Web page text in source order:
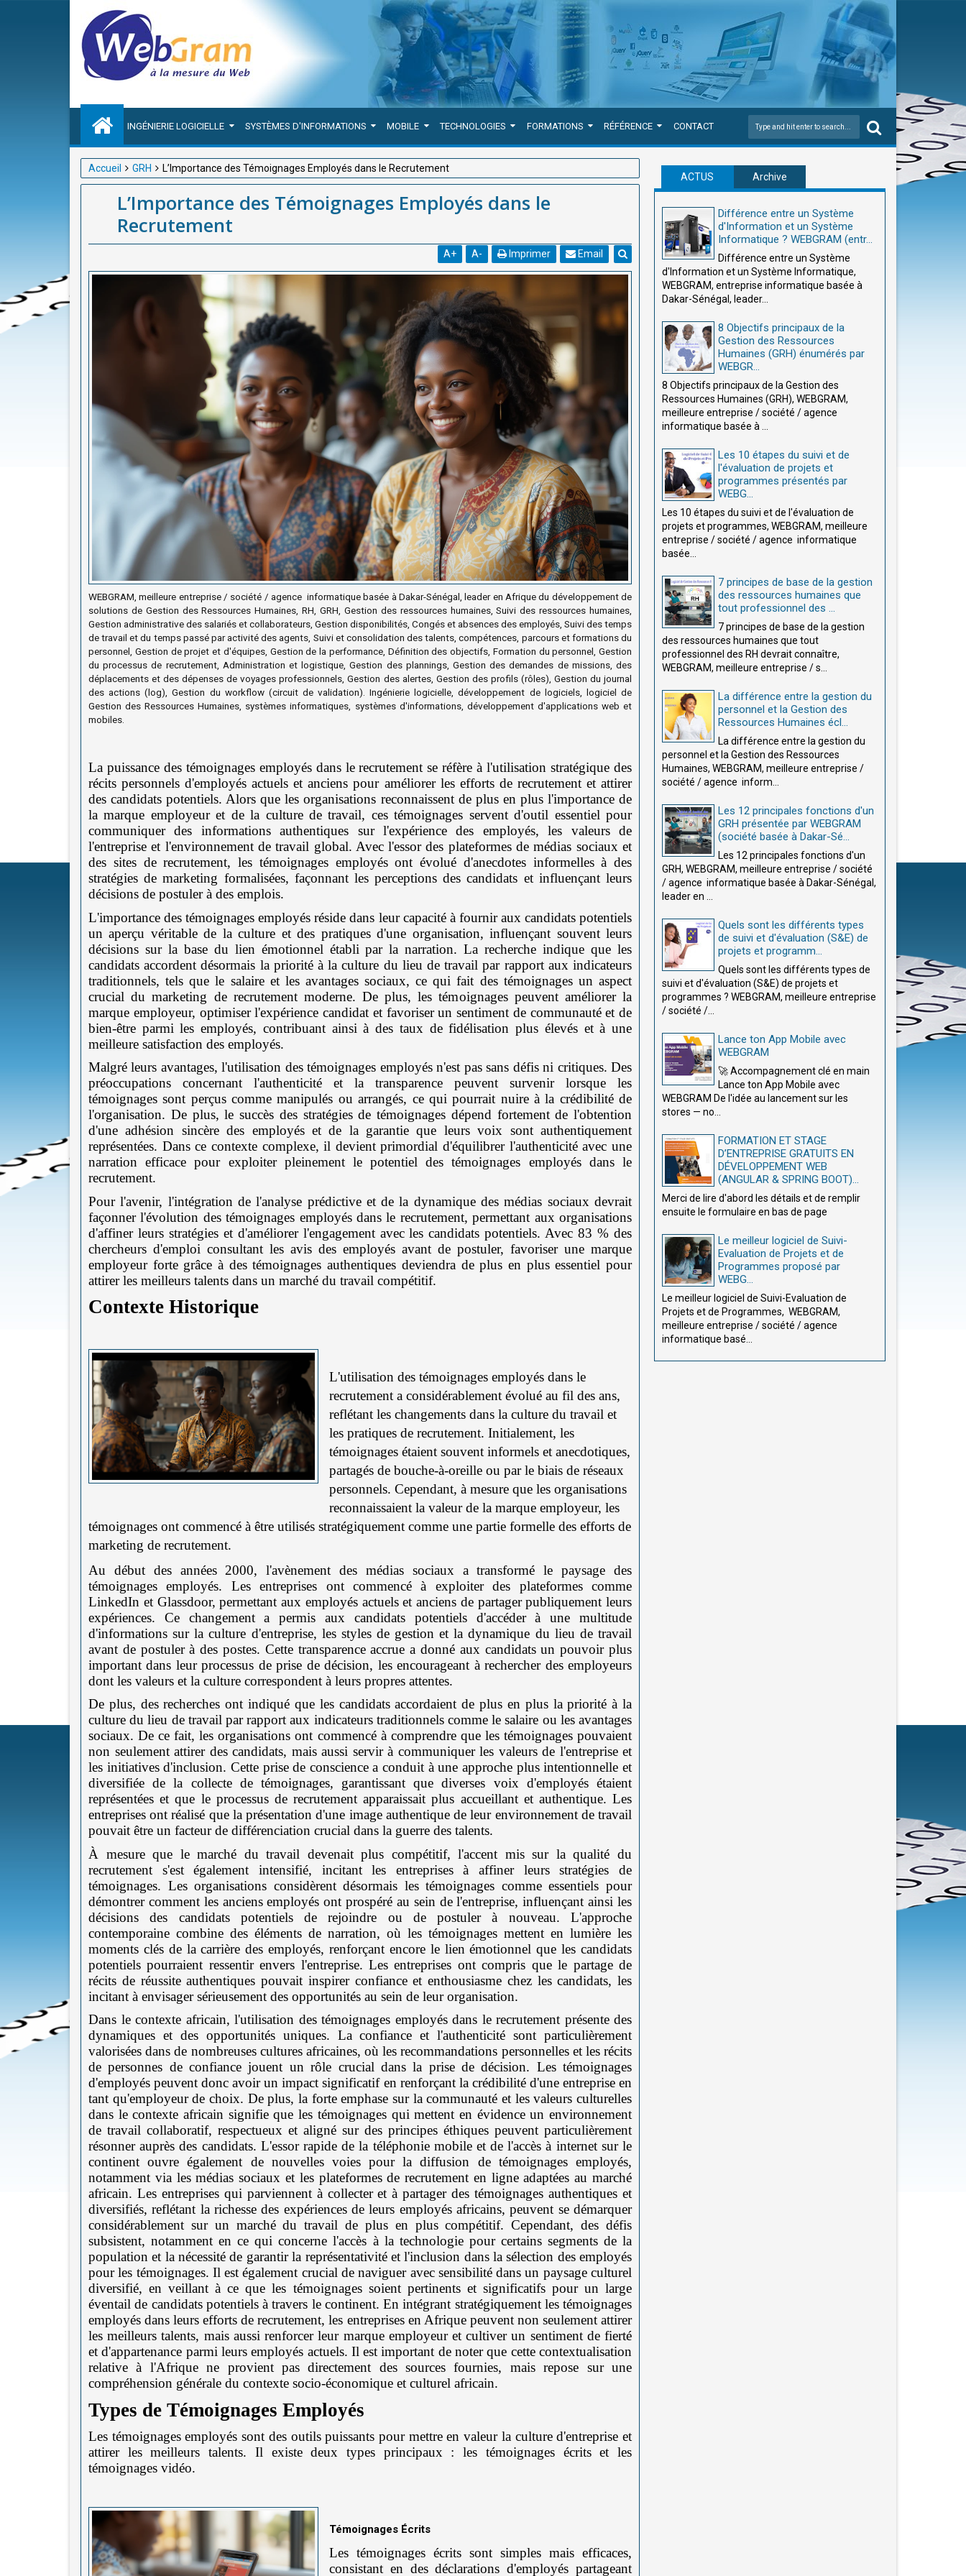
INGÉNIERIE LOGICIELLE SYSTÈMES D'INFORMATIONS MOBILE TECHNOLOGIES FORMATIONS RÉFÉRENCE CONTACT
Accueil GRH L’Importance des Témoignages Employés dans le Recrutement
L’Importance des Témoignages Employés dans le
Recrutement
A+ A- Imprimer Email
WEBGRAM, meilleure entreprise / société / agence informatique basée à Dakar-Sénégal, leader en Afrique du développement de
solutions de Gestion des Ressources Humaines, RH, GRH, Gestion des ressources humaines, Suivi des ressources humaines,
Gestion administrative des salariés et collaborateurs, Gestion disponibilités, Congés et absences des employés, Suivi des temps
de travail et du temps passé par activité des agents, Suivi et consolidation des talents, compétences, parcours et formations du
personnel, Gestion de projet et d'équipes, Gestion de la performance, Définition des objectifs, Formation du personnel, Gestion
du processus de recrutement, Administration et logistique, Gestion des plannings, Gestion des demandes de missions, des
déplacements et des dépenses de voyages professionnels, Gestion des alertes, Gestion des profils (rôles), Gestion du journal
des actions (log), Gestion du workflow (circuit de validation). Ingénierie logicielle, développement de logiciels, logiciel de
Gestion des Ressources Humaines, systèmes informatiques, systèmes d'informations, développement d'applications web et
mobiles.
La puissance des témoignages employés dans le recrutement se réfère à l'utilisation stratégique des
récits personnels d'employés actuels et anciens pour améliorer les efforts de recrutement et attirer
des candidats potentiels. Alors que les organisations reconnaissent de plus en plus l'importance de
la marque employeur et de la culture de travail, ces témoignages servent d'outil essentiel pour
communiquer des informations authentiques sur l'expérience des employés, les valeurs de
l'entreprise et l'environnement de travail global. Avec l'essor des plateformes de médias sociaux et
des sites de recrutement, les témoignages employés ont évolué d'anecdotes informelles à des
stratégies de marketing formalisées, façonnant les perceptions des candidats et influençant leurs
décisions de postuler à des emplois.
L'importance des témoignages employés réside dans leur capacité à fournir aux candidats potentiels
un aperçu véritable de la culture et des pratiques d'une organisation, influençant souvent leurs
décisions sur la base du lien émotionnel établi par la narration. La recherche indique que les
candidats accordent désormais la priorité à la culture du lieu de travail par rapport aux indicateurs
traditionnels, tels que le salaire et les avantages sociaux, ce qui fait des témoignages un aspect
crucial du marketing de recrutement moderne. De plus, les témoignages peuvent améliorer la
marque employeur, optimiser l'expérience candidat et favoriser un sentiment de communauté et de
bien-être parmi les employés, contribuant ainsi à des taux de fidélisation plus élevés et à une
meilleure satisfaction des employés.
Malgré leurs avantages, l'utilisation des témoignages employés n'est pas sans défis ni critiques. Des
préoccupations concernant l'authenticité et la transparence peuvent survenir lorsque les
témoignages sont perçus comme manipulés ou arrangés, ce qui pourrait nuire à la crédibilité de
l'organisation. De plus, le succès des stratégies de témoignages dépend fortement de l'obtention
d'une adhésion sincère des employés et de la garantie que leurs voix sont authentiquement
représentées. Dans ce contexte complexe, il devient primordial d'équilibrer l'authenticité avec une
narration efficace pour exploiter pleinement le potentiel des témoignages employés dans le
recrutement.
Pour l'avenir, l'intégration de l'analyse prédictive et de la dynamique des médias sociaux devrait
façonner l'évolution des témoignages employés dans le recrutement, permettant aux organisations
d'affiner leurs stratégies et d'améliorer l'engagement avec les candidats potentiels. Avec 83 % des
chercheurs d'emploi consultant les avis des employés avant de postuler, favoriser une marque
employeur forte grâce à des témoignages authentiques deviendra de plus en plus essentiel pour
attirer les meilleurs talents dans un marché du travail compétitif.
Contexte Historique
L'utilisation des témoignages employés dans le
recrutement a considérablement évolué au fil des ans,
reflétant les changements dans la culture du travail et
les pratiques de recrutement. Initialement, les
témoignages étaient souvent informels et anecdotiques,
partagés de bouche-à-oreille ou par le biais de réseaux
personnels. Cependant, à mesure que les organisations
reconnaissaient la valeur de la marque employeur, les
témoignages ont commencé à être utilisés stratégiquement comme une partie formelle des efforts de
marketing de recrutement.
Au début des années 2000, l'avènement des médias sociaux a transformé le paysage des
témoignages employés. Les entreprises ont commencé à exploiter des plateformes comme
LinkedIn et Glassdoor, permettant aux employés actuels et anciens de partager publiquement leurs
expériences. Ce changement a permis aux candidats potentiels d'accéder à une multitude
d'informations sur la culture d'entreprise, les styles de gestion et la dynamique du lieu de travail
avant de postuler à des postes. Cette transparence accrue a donné aux candidats un pouvoir plus
important dans leur processus de prise de décision, les encourageant à rechercher des employeurs
dont les valeurs et la culture correspondent à leurs propres attentes.
De plus, des recherches ont indiqué que les candidats accordaient de plus en plus la priorité à la
culture du lieu de travail par rapport aux indicateurs traditionnels comme le salaire ou les avantages
sociaux. De ce fait, les organisations ont commencé à comprendre que les témoignages pouvaient
non seulement attirer des candidats, mais aussi servir à communiquer les valeurs de l'entreprise et
les initiatives d'inclusion. Cette prise de conscience a conduit à une approche plus intentionnelle et
diversifiée de la collecte de témoignages, garantissant que diverses voix d'employés étaient
représentées et que le processus de recrutement apparaissait plus accueillant et authentique. Les
entreprises ont réalisé que la présentation d'une image authentique de leur environnement de travail
pouvait être un facteur de différenciation crucial dans la guerre des talents.
À mesure que le marché du travail devenait plus compétitif, l'accent mis sur la qualité du
recrutement s'est également intensifié, incitant les entreprises à affiner leurs stratégies de
témoignages. Les organisations considèrent désormais les témoignages comme essentiels pour
démontrer comment les anciens employés ont prospéré au sein de l'entreprise, influençant ainsi les
décisions des candidats potentiels de rejoindre ou de postuler à nouveau. L'approche
contemporaine combine des éléments de narration, où les témoignages mettent en lumière les
moments clés de la carrière des employés, renforçant encore le lien émotionnel que les candidats
potentiels pourraient ressentir envers l'entreprise. Les entreprises ont compris que le partage de
récits de réussite authentiques pouvait inspirer confiance et enthousiasme chez les candidats, les
incitant à envisager sérieusement des opportunités au sein de leur organisation.
Dans le contexte africain, l'utilisation des témoignages employés dans le recrutement présente des
dynamiques et des opportunités uniques. La confiance et l'authenticité sont particulièrement
valorisées dans de nombreuses cultures africaines, où les recommandations personnelles et les récits
de personnes de confiance jouent un rôle crucial dans la prise de décision. Les témoignages
d'employés peuvent donc avoir un impact significatif en renforçant la crédibilité d'une entreprise en
tant qu'employeur de choix. De plus, la forte emphase sur la communauté et les valeurs culturelles
dans le contexte africain signifie que les témoignages qui mettent en évidence un environnement
de travail collaboratif, respectueux et aligné sur des principes éthiques peuvent particulièrement
résonner auprès des candidats. L'essor rapide de la téléphonie mobile et de l'accès à internet sur le
continent ouvre également de nouvelles voies pour la diffusion de témoignages employés,
notamment via les médias sociaux et les plateformes de recrutement en ligne adaptées au marché
africain. Les entreprises qui parviennent à collecter et à partager des témoignages authentiques et
diversifiés, reflétant la richesse des expériences de leurs employés africains, peuvent se démarquer
considérablement sur un marché du travail de plus en plus compétitif. Cependant, des défis
subsistent, notamment en ce qui concerne l'accès à la technologie pour certains segments de la
population et la nécessité de garantir la représentativité et l'inclusion dans la sélection des employés
pour les témoignages. Il est également crucial de naviguer avec sensibilité dans un paysage culturel
diversifié, en veillant à ce que les témoignages soient pertinents et significatifs pour un large
éventail de candidats potentiels à travers le continent. En intégrant stratégiquement les témoignages
employés dans leurs efforts de recrutement, les entreprises en Afrique peuvent non seulement attirer
les meilleurs talents, mais aussi renforcer leur marque employeur et cultiver un sentiment de fierté
et d'appartenance parmi leurs employés actuels. Il est important de noter que cette contextualisation
relative à l'Afrique ne provient pas directement des sources fournies, mais repose sur une
compréhension générale du contexte socio-économique et culturel africain.
Types de Témoignages Employés
Les témoignages employés sont des outils puissants pour mettre en valeur la culture d'entreprise et
attirer les meilleurs talents. Il existe deux types principaux : les témoignages écrits et les
témoignages vidéo.
Témoignages Écrits
Les témoignages écrits sont simples mais efficaces,
consistant en des déclarations d'employés partageant
ACTUS Archive
Différence entre un Système
d'Information et un Système
Informatique ? WEBGRAM (entr...
Différence entre un Système
d'Information et un Système Informatique,
WEBGRAM, entreprise informatique basée à
Dakar-Sénégal, leader...
8 Objectifs principaux de la
Gestion des Ressources
Humaines (GRH) énumérés par
WEBGR...
8 Objectifs principaux de la Gestion des
Ressources Humaines (GRH), WEBGRAM,
meilleure entreprise / société / agence
informatique basée à ...
Les 10 étapes du suivi et de
l'évaluation de projets et
programmes présentés par
WEBG...
Les 10 étapes du suivi et de l'évaluation de
projets et programmes, WEBGRAM, meilleure
entreprise / société / agence informatique
basée...
7 principes de base de la gestion
des ressources humaines que
tout professionnel des ...
7 principes de base de la gestion
des ressources humaines que tout
professionnel des RH devrait connaître,
WEBGRAM, meilleure entreprise / s...
La différence entre la gestion du
personnel et la Gestion des
Ressources Humaines écl...
La différence entre la gestion du
personnel et la Gestion des Ressources
Humaines, WEBGRAM, meilleure entreprise /
société / agence inform...
Les 12 principales fonctions d'un
GRH présentée par WEBGRAM
(société basée à Dakar-Sé...
Les 12 principales fonctions d'un
GRH, WEBGRAM, meilleure entreprise / société
/ agence informatique basée à Dakar-Sénégal,
leader en ...
Quels sont les différents types
de suivi et d'évaluation (S&E) de
projets et programm...
Quels sont les différents types de
suivi et d'évaluation (S&E) de projets et
programmes ? WEBGRAM, meilleure entreprise
/ société /...
Lance ton App Mobile avec
WEBGRAM
🚀 Accompagnement clé en main
Lance ton App Mobile avec
WEBGRAM De l'idée au lancement sur les
stores — no...
FORMATION ET STAGE
D’ENTREPRISE GRATUITS EN
DÉVELOPPEMENT WEB
(ANGULAR & SPRING BOOT)...
Merci de lire d'abord les détails et de remplir
ensuite le formulaire en bas de page
Le meilleur logiciel de Suivi-
Evaluation de Projets et de
Programmes proposé par
WEBG...
Le meilleur logiciel de Suivi-Evaluation de
Projets et de Programmes, WEBGRAM,
meilleure entreprise / société / agence
informatique basé...